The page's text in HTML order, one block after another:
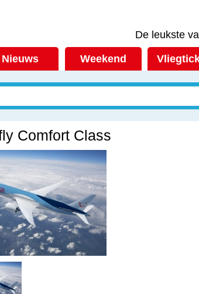
De leukste
Nieuws Weekend
Comfort Class